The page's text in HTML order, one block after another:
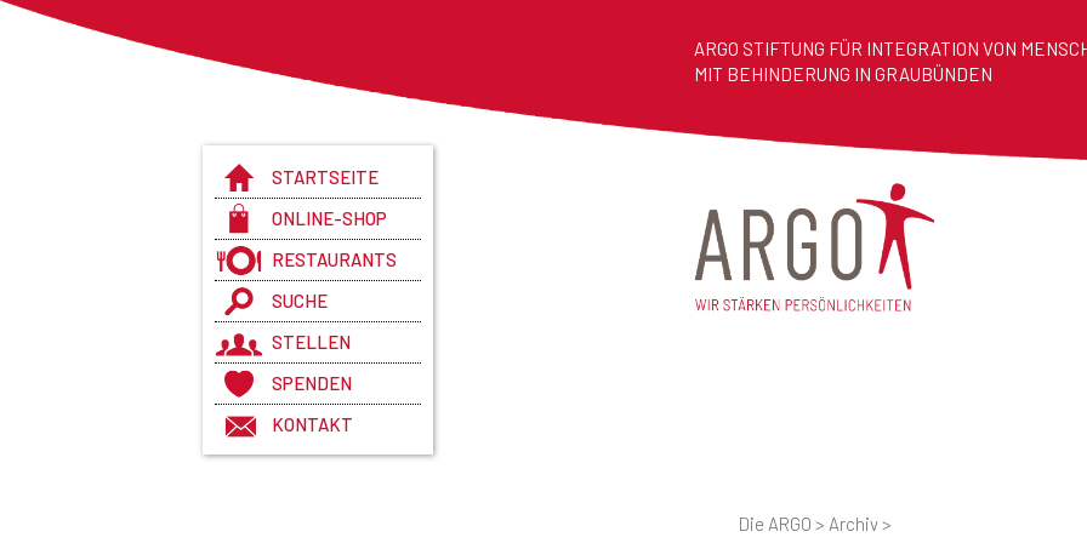
ARGO STIFTUNG FÜR INTEGRATION VON
MIT BEHINDERUNG IN GRAUBÜNDEN
STARTSEITE
ONLINE-SHOP
RESTAURANTS
SUCHE
STELLEN
SPENDEN
KONTAKT
Die ARGO > Archiv>